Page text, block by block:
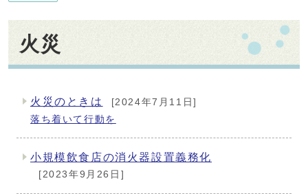
火災
メインメニュー
火災のときは
[2024年7月11日]
落ち着いて行動を
小規模飲食店の消火器設置義務化
[2023年9月26日]